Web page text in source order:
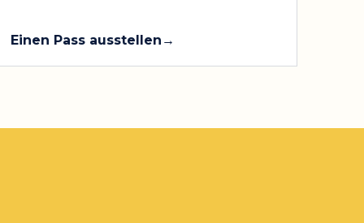
Einen Pass ausstellen